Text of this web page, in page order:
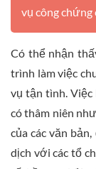
vụ công chứng
Có thể nhận
trình làm việc
vụ tận tình. Việc
có thâm niên
của các văn
dịch với các tổ